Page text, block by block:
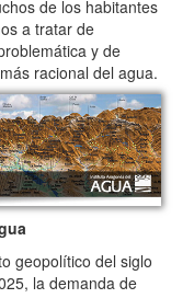
de los habitantes
a tratar de
y de
racional del agua.
geopolítico del siglo
la demanda de